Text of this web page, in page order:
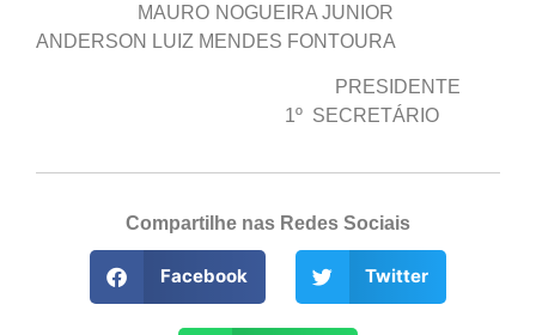
MAURO NOGUEIRA JUNIOR
ANDERSON LUIZ MENDES FONTOURA
PRESIDENTE
1º SECRETÁRIO
Compartilhe nas Redes Sociais
Facebook Twitter